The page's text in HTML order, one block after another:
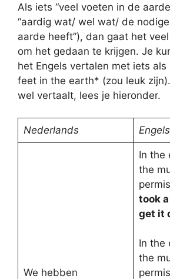
Als iets “veel voeten in de
“aardig wat/ wel wat/ de
aarde heeft”), dan gaat het
om het gedaan te krijgen. Je
het Engels vertalen met iets
feet in the earth* (zou leuk
wel vertaalt, lees je hieronder.
Nederlands Engels
We hebben
In the
the
took
get it
In the
the